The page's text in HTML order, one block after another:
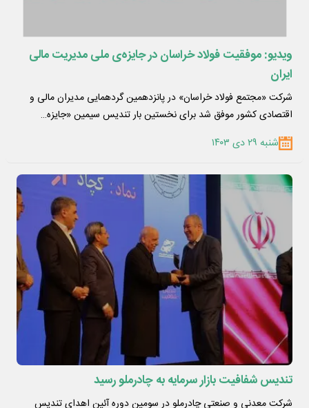
ویدیو: موفقیت فولاد خراسان در جایزه‌ی ملی مدیریت مالی
ایران
شرکت «مجتمع فولاد خراسان» در پانزدهمین گردهمایی مدیران مالی و
اقتصادی کشور موفق شد برای نخستین بار تندیس سیمین «جایزه…
شنبه ۲۹ دی ۱۴۰۳
تندیس شفافیت بازار سرمایه به چادرملو رسید
شرکت معدنی و صنعتی چادرملو در سومین دوره آئین‌ اهدای تندیس